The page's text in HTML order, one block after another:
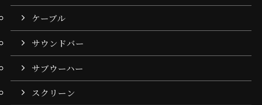
ケーブル
サウンドバー
サブウーハー
スクリーン